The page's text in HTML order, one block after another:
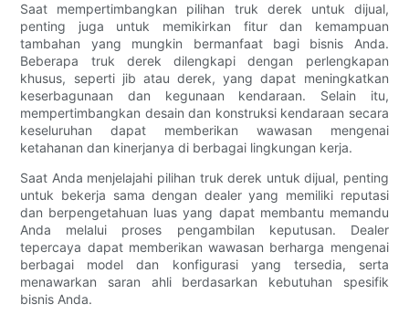
Saat mempertimbangkan pilihan truk derek untuk dijual,
penting juga untuk memikirkan fitur dan kemampuan
tambahan yang mungkin bermanfaat bagi bisnis Anda.
Beberapa truk derek dilengkapi dengan perlengkapan
khusus, seperti jib atau derek, yang dapat meningkatkan
keserbagunaan dan kegunaan kendaraan. Selain itu,
mempertimbangkan desain dan konstruksi kendaraan secara
keseluruhan dapat memberikan wawasan mengenai
ketahanan dan kinerjanya di berbagai lingkungan kerja.
Saat Anda menjelajahi pilihan truk derek untuk dijual, penting
untuk bekerja sama dengan dealer yang memiliki reputasi
dan berpengetahuan luas yang dapat membantu memandu
Anda melalui proses pengambilan keputusan. Dealer
tepercaya dapat memberikan wawasan berharga mengenai
berbagai model dan konfigurasi yang tersedia, serta
menawarkan saran ahli berdasarkan kebutuhan spesifik
bisnis Anda.